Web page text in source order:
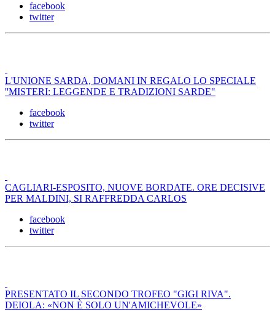
facebook
twitter
L'UNIONE SARDA, DOMANI IN REGALO LO SPECIALE
''MISTERI: LEGGENDE E TRADIZIONI SARDE"
facebook
twitter
CAGLIARI-ESPOSITO, NUOVE BORDATE. ORE DECISIVE
PER MALDINI, SI RAFFREDDA CARLOS
facebook
twitter
PRESENTATO IL SECONDO TROFEO "GIGI RIVA".
DEIOLA: «NON È SOLO UN'AMICHEVOLE»